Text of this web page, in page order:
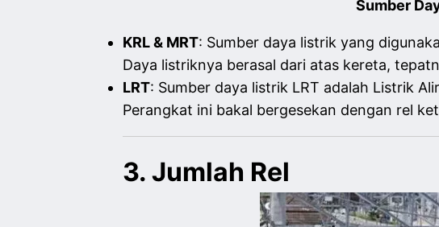
Sumber
KRL & MRT: Sumber daya listrik yang
Daya listriknya berasal dari atas kereta,
LRT: Sumber daya listrik LRT adalah Listrik
Perangkat ini bakal bergesekan dengan rel
3. Jumlah Rel